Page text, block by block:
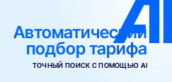
Автоматический
подбор тарифа
ТОЧНЫЙ ПОИСК С ПОМОЩЬЮ AI